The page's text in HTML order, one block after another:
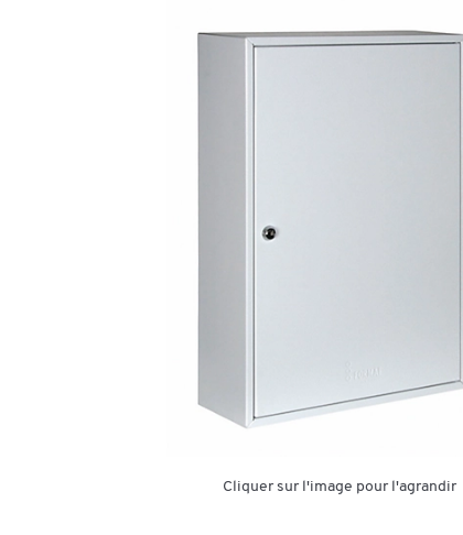
Cliquer sur l'image pour l'agrandir